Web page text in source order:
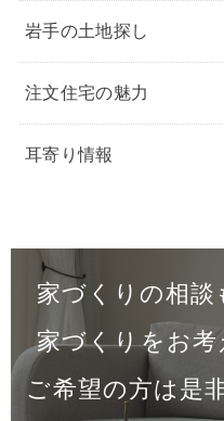
岩⼿の⼟地探し
注⽂住宅の魅⼒
⽿寄り情報
家づくりの相談
家づくりをお考
ご希望の方は是